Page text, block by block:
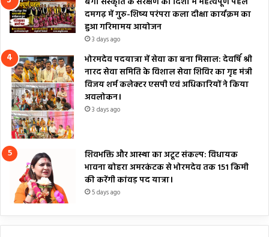
दमगढ़ में गुरु-शिष्य परंपरा कला दीक्षा कार्यक्रम का
हुआ गरिमामय आयोजन
3 days ago
भोरमदेव पदयात्रा में सेवा का बना मिसाल: देवर्षि श्री
नारद सेवा समिति के विशाल सेवा शिविर का गृह मंत्री
विजय शर्म कलेक्टर एसपी एवं अधिकारियों ने किया
अवलोकन।
3 days ago
शिवभक्ति और आस्था का अटूट संकल्प: विधायक
भावना बोहरा अमरकंटक से भोरमदेव तक 151 किमी
की करेंगी कांवड़ पद यात्रा।
5 days ago